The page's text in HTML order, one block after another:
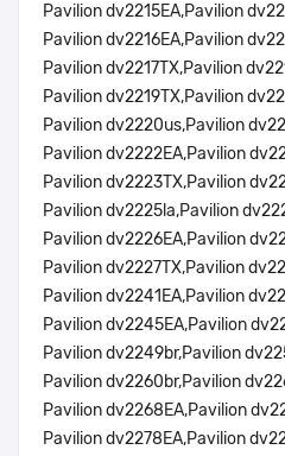
Pavilion dv2215EA,Pavilion
Pavilion dv2216EA,Pavilion
Pavilion dv2217TX,Pavilion
Pavilion dv2219TX,Pavilion
Pavilion dv2220us,Pavilion
Pavilion dv2222EA,Pavilion
Pavilion dv2223TX,Pavilion
Pavilion dv2225la,Pavilion
Pavilion dv2226EA,Pavilion
Pavilion dv2227TX,Pavilion
Pavilion dv2241EA,Pavilion
Pavilion dv2245EA,Pavilion
Pavilion dv2249br,Pavilion
Pavilion dv2260br,Pavilion
Pavilion dv2268EA,Pavilion
Pavilion dv2278EA,Pavilion